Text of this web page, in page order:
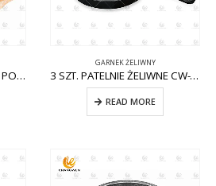
2 SZT. ŻELIWNY RONDEL Z POKRYWKĄ CW-CI008
GARNEK ŻELIWNY
3 SZT. PATELNIE ŻELIWNE CW-CI005
READ MORE